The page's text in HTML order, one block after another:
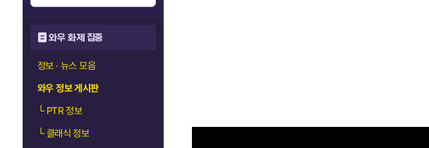
와우 화제 집중
정보 · 뉴스 모음
와우 정보 게시판
└PTR 정보
└클래식 정보